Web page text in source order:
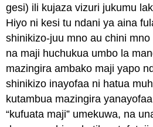
gesi) ili kujaza vizuri jukumu
Hiyo ni kesi tu ndani ya aina
shinikizo-juu mno au chini
na maji huchukua umbo la
mazingira ambako maji yapo
shinikizo inayofaa ni hatua
kutambua mazingira
“kufuata maji” umekuwa, na